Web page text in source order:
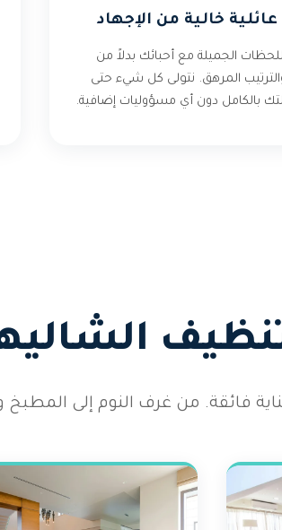
خالية من الإجهاد
الجميلة مع أحبائك بدلاً من
المرهق. نتولى كل شيء حتى
بالكامل دون أي مسؤوليات إضافية.
فائقة. من غرف النوم إلى المطبخ